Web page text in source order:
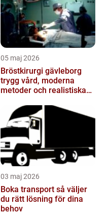
05 maj 2026
Bröstkirurgi gävleborg
trygg vård, moderna
metoder och realistiska
03 maj 2026
Boka transport så väljer
du rätt lösning för dina
behov